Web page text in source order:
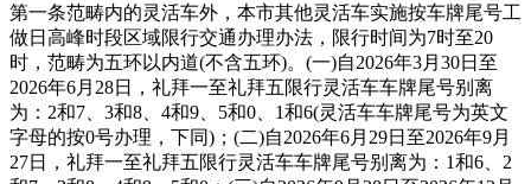
第一条范畴内的灵活车外，本市其他灵活车实施按车牌尾号工
做日高峰时段区域限行交通办理办法，限行时间为7时至20
时，范畴为五环以内道(不含五环)。(一)自2026年3月30日至
2026年6月28日，礼拜一至礼拜五限行灵活车车牌尾号别离
为：2和7、3和8、4和9、5和0、1和6(灵活车车牌尾号为英文
字母的按0号办理，下同)；(二)自2026年6月29日至2026年9月
27日，礼拜一至礼拜五限行灵活车车牌尾号别离为：1和6、2